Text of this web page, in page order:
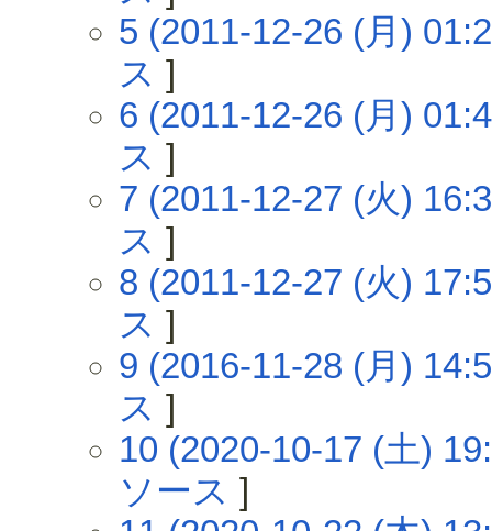
5 (2011-12-26 (月)
ス ]
6 (2011-12-26 (月)
ス ]
7 (2011-12-27 (火)
ス ]
8 (2011-12-27 (火)
ス ]
9 (2016-11-28 (月)
ス ]
10 (2020-10-17 (土)
ソース ]